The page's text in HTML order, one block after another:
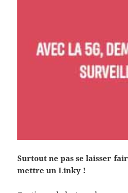
Surtout ne pas se laisser
mettre un Linky !